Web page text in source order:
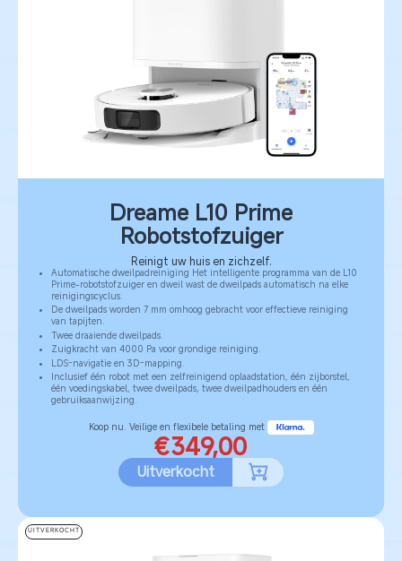
Dreame L10 Prime
Robotstofzuiger
Reinigt uw huis en zichzelf.
Automatische dweilpadreiniging Het intelligente programma van de L10
Prime-robotstofzuiger en dweil wast de dweilpads automatisch na elke
reinigingscyclus.
De dweilpads worden 7 mm omhoog gebracht voor effectieve reiniging
van tapijten.
Twee draaiende dweilpads.
Zuigkracht van 4000 Pa voor grondige reiniging.
LDS-navigatie en 3D-mapping.
Inclusief één robot met een zelfreinigend oplaadstation, één zijborstel,
één voedingskabel, twee dweilpads, twee dweilpadhouders en één
gebruiksaanwijzing.
Koop nu. Veilige en flexibele betaling met
€349,00
Uitverkocht
UITVERKOCHT